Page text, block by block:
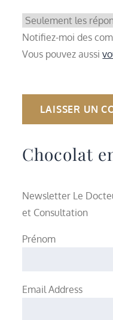
Notifiez-moi des
Vous pouvez aussi
Chocolat
Newsletter Le
et Consultation
Prénom
Email Address